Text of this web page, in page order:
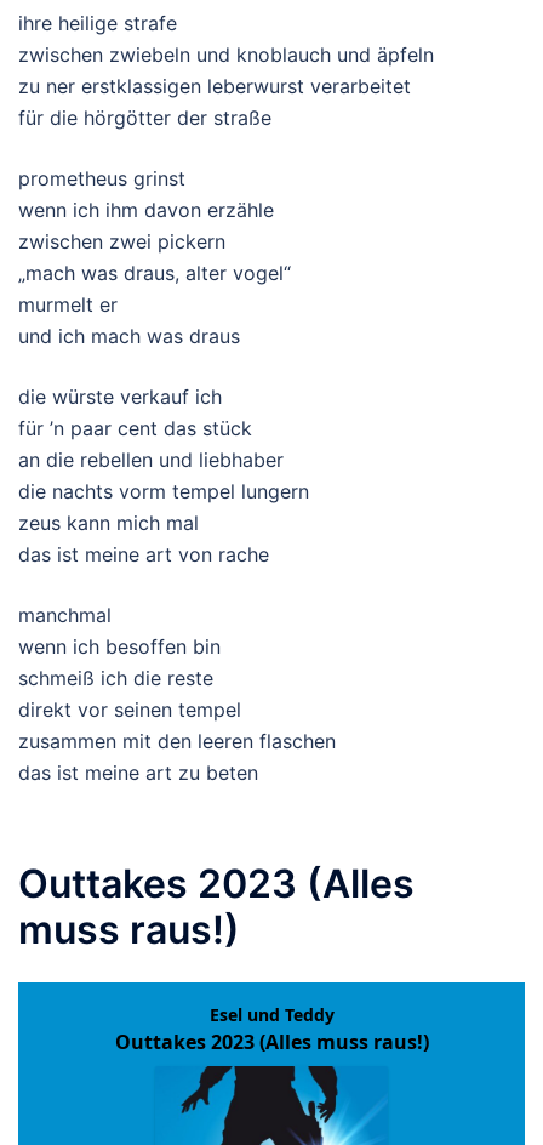
ihre heilige strafe
zwischen zwiebeln und knoblauch und äpfeln
zu ner erstklassigen leberwurst verarbeitet
für die hörgötter der straße
prometheus grinst
wenn ich ihm davon erzähle
zwischen zwei pickern
„mach was draus, alter vogel“
murmelt er
und ich mach was draus
die würste verkauf ich
für ’n paar cent das stück
an die rebellen und liebhaber
die nachts vorm tempel lungern
zeus kann mich mal
das ist meine art von rache
manchmal
wenn ich besoffen bin
schmeiß ich die reste
direkt vor seinen tempel
zusammen mit den leeren flaschen
das ist meine art zu beten
Outtakes 2023 (Alles
muss raus!)